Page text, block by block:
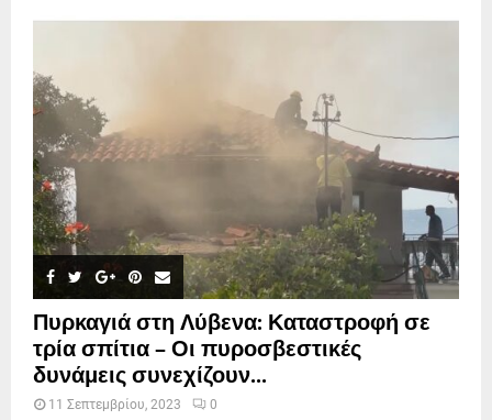
Πυρκαγιά στη Λύβενα: Καταστροφή σε
τρία σπίτια – Οι πυροσβεστικές
δυνάμεις συνεχίζουν...
11 Σεπτεμβρίου, 2023 0